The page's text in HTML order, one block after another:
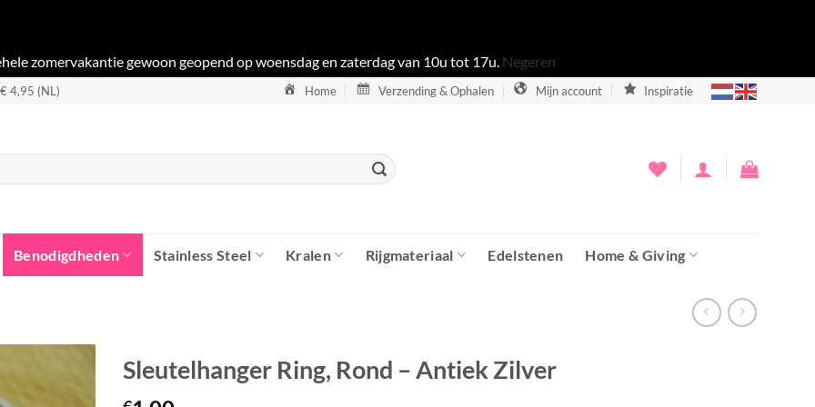
zomervakantie gewoon geopend op woensdag en zaterdag van 10u tot 17u. Negeren
4,95 (NL) Home Verzending & Ophalen Mijn account Inspiratie
Benodigdheden Stainless Steel Kralen Rijgmateriaal Edelstenen Home & Giving
Sleutelhanger Ring, Rond – Antiek Zilver